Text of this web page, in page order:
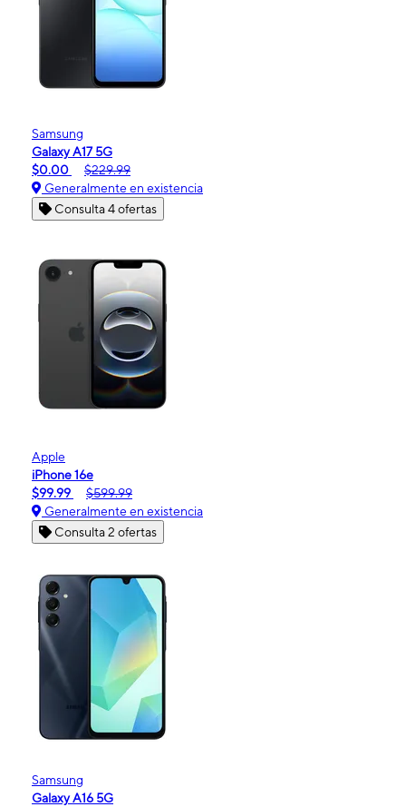
Samsung
Galaxy A17 5G
$0.00
$229.99
Generalmente en existencia
Consulta 4 ofertas
Apple
iPhone 16e
$99.99
$599.99
Generalmente en existencia
Consulta 2 ofertas
Samsung
Galaxy A16 5G